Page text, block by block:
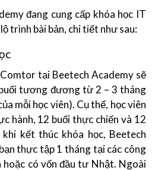
đang cung cấp khóa học IT
trình bài bản, chi tiết như sau:
tại Beetech Academy sẽ
tương đương từ 2 – 3 tháng
mỗi học viên). Cụ thể, học viên
hành, 12 buổi thực chiến và 12
kết thúc khóa học, Beetech
thực tập 1 tháng tại các công
có vốn đầu tư Nhật. Ngoài